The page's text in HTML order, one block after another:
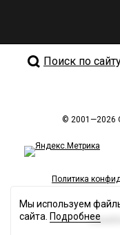
Поиск по
© 2001—2026
Политика
Мы используем
сайта. Подробнее